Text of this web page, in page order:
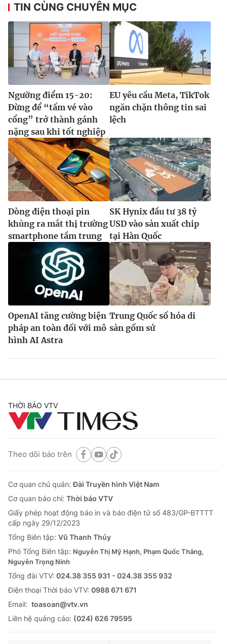
TIN CÙNG CHUYÊN MỤC
Ngưỡng điểm 15-20:
Đừng để “tấm vé vào
cổng” trở thành gánh
nặng sau khi tốt nghiệp
EU yêu cầu Meta, TikTok
ngăn chặn thông tin sai
lệch
Dòng điện thoại pin
khủng ra mắt thị trường
smartphone tầm trung
SK Hynix đầu tư 38 tỷ
USD vào sản xuất chip
tại Hàn Quốc
OpenAI tăng cường biện
pháp an toàn đối với mô
hình AI Astra
Trung Quốc số hóa di
sản gốm sứ
THỜI BÁO VTV
Theo dõi báo trên
Cơ quan chủ quản:Đài Truyền hình Việt Nam
Cơ quan báo chí: Thời báo VTV
Giấy phép hoạt động báo in và báo điện tử số 483/GP-BTTTT
cấp ngày 29/12/2023
Tổng Biên tập: Vũ Thanh Thủy
Phó Tổng Biên tập: Nguyễn Thị Mỹ Hạnh, Phạm Quốc Thắng,
Nguyễn Trọng Ninh
Tổng đài VTV: 024.38 355 931 - 024.38 355 932
Ðiện thoại Thời báo VTV: 0988 671 671
Email: toasoan@vtv.vn
Liên hệ quảng cáo: (024) 626 79595